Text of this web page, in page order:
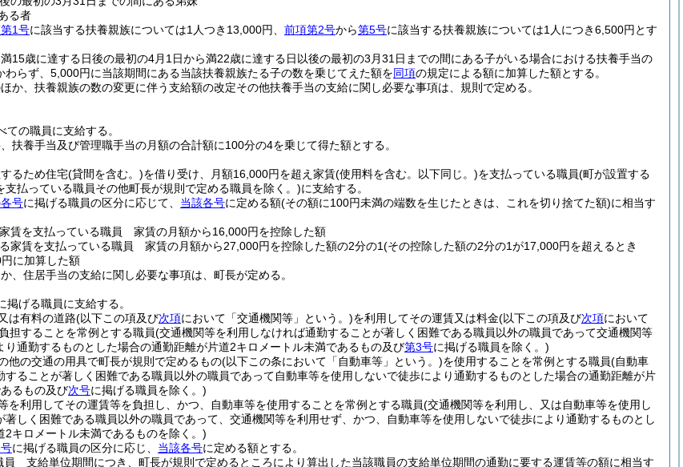
る者
1号に該当する扶養親族については1人つき13,000円、 前項第2号から第5号に該当する扶養親族については1人につき6,500円とす
15歳に達する日後の最初の4月1日から満22歳に達する日以後の最初の3月31日までの間にある子がいる場合における扶養手当の
わらず、5,000円に当該期間にある当該扶養親族たる子の数を乗じてえた額を同項の規定による額に加算した額とする。
か、扶養親族の数の変更に伴う支給額の改定その他扶養手当の支給に関し必要な事項は、規則で定める。
ての職員に支給する。
扶養手当及び管理職手当の月額の合計額に100分の4を乗じて得た額とする。
るため住宅(貸間を含む。)を借り受け、月額16,000円を超え家賃(使用料を含む。以下同じ。)を支払っている職員(町が設置する
支払っている職員その他町長が規則で定める職員を除く。)に支給する。
号に掲げる職員の区分に応じて、 当該各号に定める額(その額に100円未満の端数を生じたときは、これを切り捨てた額)に相当す
賃を支払っている職員 家賃の月額から16,000円を控除した額
家賃を支払っている職員 家賃の月額から27,000円を控除した額の2分の1(その控除した額の2分の1が17,000円を超えるとき
に加算した額
、住居手当の支給に関し必要な事項は、町長が定める。
掲げる職員に支給する。
は有料の道路(以下この項及び次項において「交通機関等」という。)を利用してその運賃又は料金(以下この項及び次項において
担することを常例とする職員(交通機関等を利用しなければ通勤することが著しく困難である職員以外の職員であって交通機関等
り通勤するものとした場合の通勤距離が片道2キロメートル未満であるもの及び第3号に掲げる職員を除く。)
他の交通の用具で町長が規則で定めるもの(以下この条において「自動車等」という。)を使用することを常例とする職員(自動車
することが著しく困難である職員以外の職員であって自動車等を使用しないで徒歩により通勤するものとした場合の通勤距離が片
るもの及び次号に掲げる職員を除く。)
を利用してその運賃等を負担し、かつ、自動車等を使用することを常例とする職員(交通機関等を利用し、又は自動車等を使用し
著しく困難である職員以外の職員であって、交通機関等を利用せず、かつ、自動車等を使用しないで徒歩により通勤するものとし
2キロメートル未満であるものを除く。)
に掲げる職員の区分に応じ、 当該各号に定める額とする。
員 支給単位期間につき、町長が規則で定めるところにより算出した当該職員の支給単位期間の通勤に要する運賃等の額に相当す